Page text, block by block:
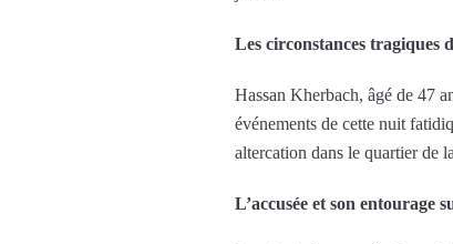
Les circonstances tragiques
Hassan Kherbach, âgé de 47
événements de cette nuit
altercation dans le quartier de
L’accusée et son entourage